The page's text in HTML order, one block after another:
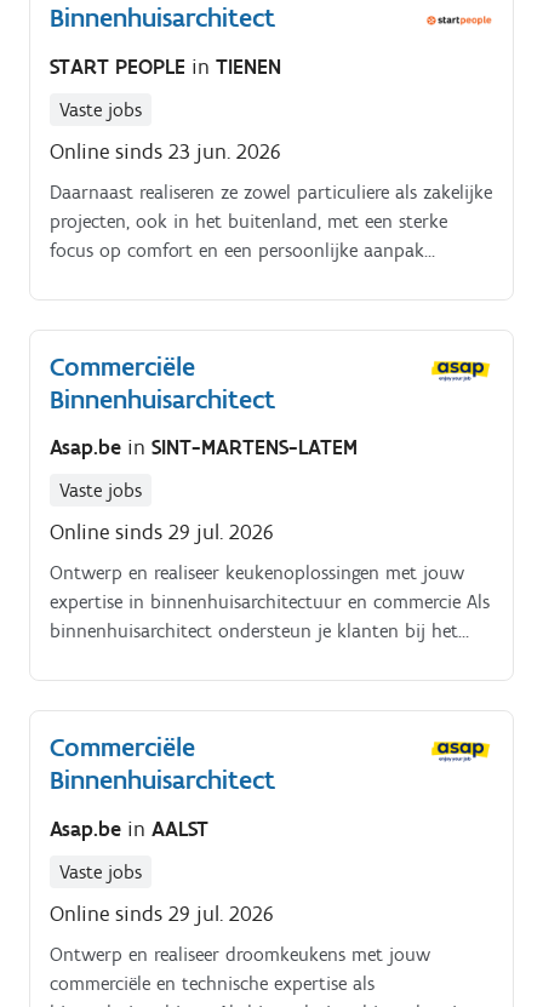
Binnenhuisarchitect
START PEOPLE in TIENEN
Vaste jobs
Online sinds 23 jun. 2026
Daarnaast realiseren ze zowel particuliere als zakelijke
projecten, ook in het buitenland, met een sterke
focus op comfort en een persoonlijke aanpak
exterieurinrichting (nieuwbouw & renovatie).
Commerciële
Binnenhuisarchitect
Asap.be in SINT-MARTENS-LATEM
Vaste jobs
Online sinds 29 jul. 2026
Ontwerp en realiseer keukenoplossingen met jouw
expertise in binnenhuisarchitectuur en commercie Als
binnenhuisarchitect ondersteun je klanten bij het
met het verkoopteam om technische kennis te delen.
Commerciële
Binnenhuisarchitect
Asap.be in AALST
Vaste jobs
Online sinds 29 jul. 2026
Ontwerp en realiseer droomkeukens met jouw
commerciële en technische expertise als